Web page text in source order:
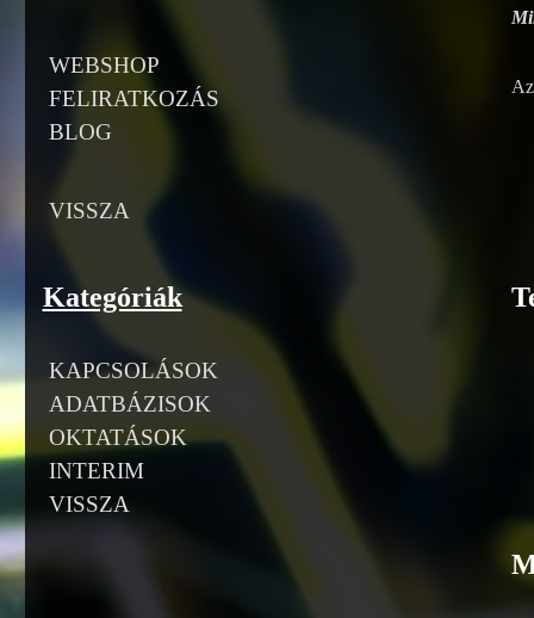
WEBSHOP
FELIRATKOZÁS
BLOG
VISSZA
Kategóriák
KAPCSOLÁSOK
ADATBÁZISOK
OKTATÁSOK
INTERIM
VISSZA